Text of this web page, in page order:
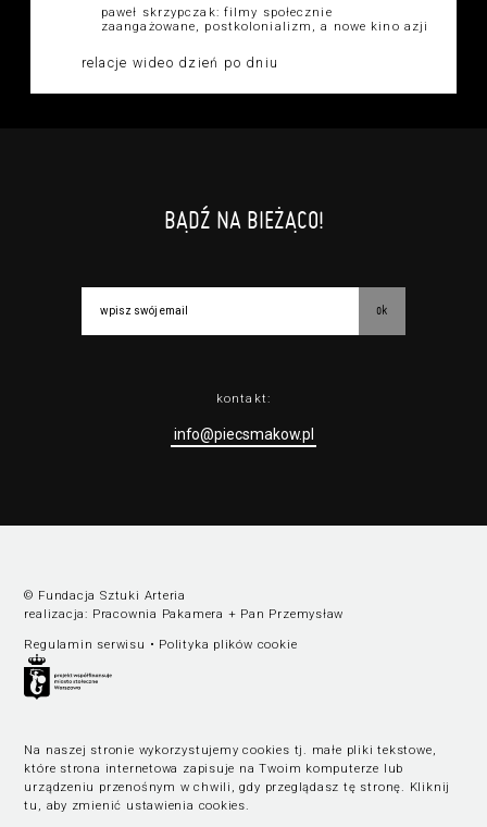
paweł skrzypczak: filmy społecznie
zaangażowane, postkolonializm, a nowe kino azji
relacje wideo dzień po dniu
BĄDŹ NA BIEŻĄCO!
ok
kontakt:
info@piecsmakow.pl
© Fundacja Sztuki Arteria
realizacja: Pracownia Pakamera + Pan Przemysław
Regulamin serwisu • Polityka plików cookie
Na naszej stronie wykorzystujemy cookies tj. małe pliki tekstowe,
które strona internetowa zapisuje na Twoim komputerze lub
urządzeniu przenośnym w chwili, gdy przeglądasz tę stronę. Kliknij
tu, aby zmienić ustawienia cookies.